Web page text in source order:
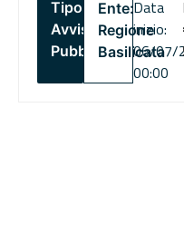
Tipo:
Avviso
Pubblico
Ente:
Regione
Basilicata
Data
inizio:
06/07/
00:00